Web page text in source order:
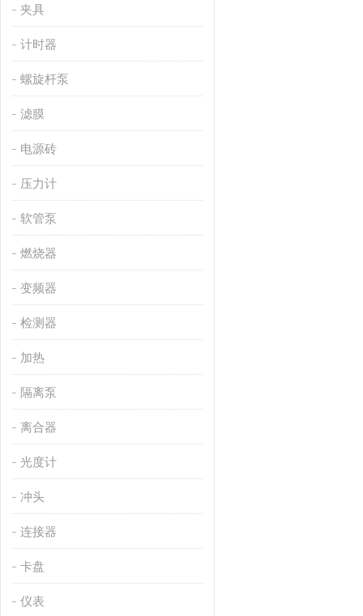
夹具
计时器
螺旋杆泵
滤膜
电源砖
压力计
软管泵
燃烧器
变频器
检测器
加热
隔离泵
离合器
光度计
冲头
连接器
卡盘
仪表